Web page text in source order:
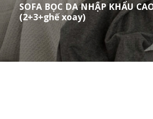
SOFA BỌC DA NHẬP KHẨU
(2+3+ghế xoay)